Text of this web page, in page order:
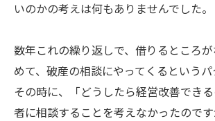
いのかの考えは何もありませんでした。
数年これの繰り返しで、借りるところ
めて、破産の相談にやってくるというパ
その時に、「どうしたら経営改善でき
者に相談することを考えなかったので